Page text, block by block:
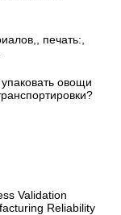
печать:
овощи
Validation
Reliability